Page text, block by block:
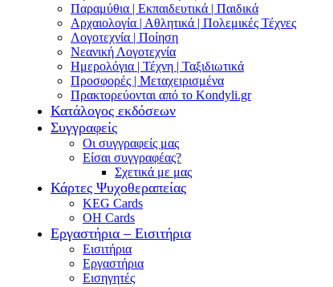
Παραμύθια | Εκπαιδευτικά | Παιδικά
Αρχαιολογία | Αθλητικά | Πολεμικές Τέχνες
Λογοτεχνία | Ποίηση
Νεανική Λογοτεχνία
Ημερολόγια | Τέχνη | Ταξιδιωτικά
Προσφορές | Μεταχειρισμένα
Πρακτορεύονται από το Kondyli.gr
Κατάλογος εκδόσεων
Συγγραφείς
Οι συγγραφείς μας
Είσαι συγγραφέας?
Σχετικά με μας
Κάρτες Ψυχοθεραπείας
KEG Cards
OH Cards
Εργαστήρια – Εισιτήρια
Εισιτήρια
Εργαστήρια
Εισηγητές